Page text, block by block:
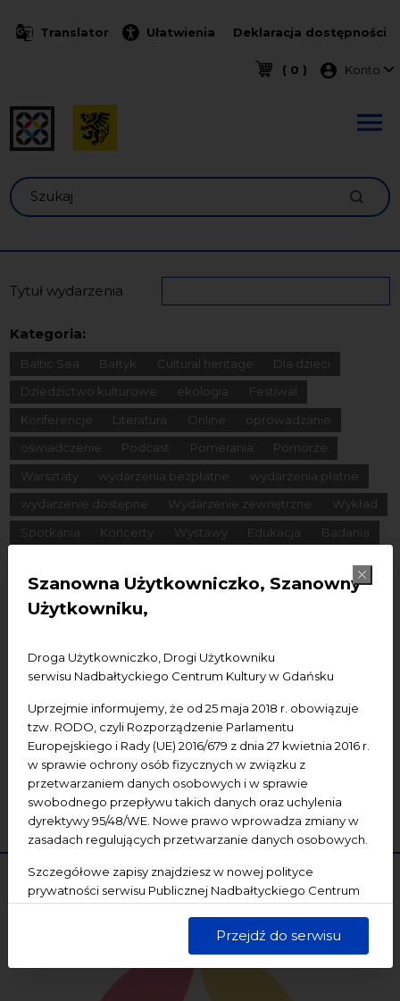
Szanowna Użytkowniczko, Szanowny
Użytkowniku,
Droga Użytkowniczko, Drogi Użytkowniku
serwisu Nadbałtyckiego Centrum Kultury w Gdańsku
Uprzejmie informujemy, że od 25 maja 2018 r. obowiązuje
tzw. RODO, czyli Rozporządzenie Parlamentu
Europejskiego i Rady (UE) 2016/679 z dnia 27 kwietnia 2016 r.
w sprawie ochrony osób fizycznych w związku z
przetwarzaniem danych osobowych i w sprawie
swobodnego przepływu takich danych oraz uchylenia
dyrektywy 95/48/WE. Nowe prawo wprowadza zmiany w
zasadach regulujących przetwarzanie danych osobowych.
Szczegółowe zapisy znajdziesz w nowej polityce
prywatności serwisu Publicznej Nadbałtyckiego Centrum
dane są przetwarzane w sposób bezpieczny, z należytą
starannością i zgodnie z obowiązującymi przepisami.
Przejdź do serwisu
Translator Ułatwienia Deklaracja dostępności
( 0 ) Menu
Konto
Szukaj
Tytuł wydarzenia
Kategoria:
Baltic Sea Bałtyk Cultural heritage
Dla dzieci
Dziedzictwo kulturowe
ekologia
Festiwal
Konferencje
Literatura Online
oprowadzanie
oświadczenie
Podcast Pomerania
Pomorze
Warsztaty
wydarzenia bezpłatne
wydarzenia płatne
wydarzenie dostępne
Wydarzenie zewnętrzne
Wykład
Spotkania
Koncerty Wystawy Edukacja Badania
Data początkowa
Termin:
-Wszystkie- Dzisiaj Jutro Pojutrze
Następny tydzień Następny miesiąc
WYCZYŚĆ SZUKAJ